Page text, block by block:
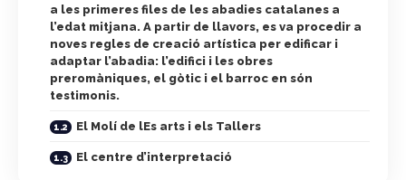
a les primeres files de les abadies catalanes a
l’edat mitjana. A partir de llavors, es va procedir a
noves regles de creació artística per edificar i
adaptar l’abadia: l’edifici i les obres
preromàniques, el gòtic i el barroc en són
testimonis.
El Molí de lEs arts i els Tallers
El centre d’interpretació